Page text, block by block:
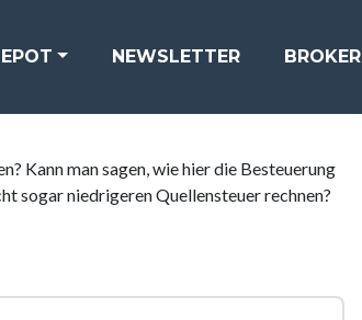
NEWSLETTER BROKER
Kann man sagen, wie hier die Besteuerung
sogar niedrigeren Quellensteuer rechnen?